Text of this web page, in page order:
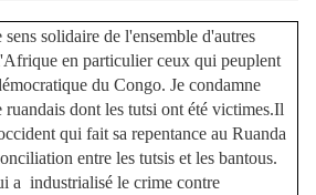
sens solidaire de l'ensemble d'autres
en particulier ceux qui peuplent
du Congo. Je condamne
ruandais dont les tutsi ont été victimes.Il
qui fait sa repentance au Ruanda
entre les tutsis et les bantous.
a industrialisé le crime contre